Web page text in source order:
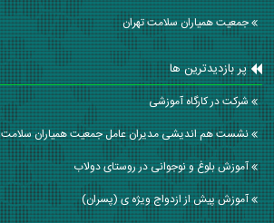
جمعیت همیاران سلامت تهران
پر بازدیدترین ها
شرکت در کارگاه آموزشی
نشست هم اندیشی مدیران عامل جمعیت همیاران سلامت
آموزش بلوغ و نوجوانی در روستای دولاب
آموزش پیش از ازدواج ویژه ی (پسران)